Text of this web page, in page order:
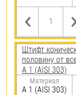
Штифт
половину от
А 1 (AISI 303)
Материал
А 1 (AISI 303)